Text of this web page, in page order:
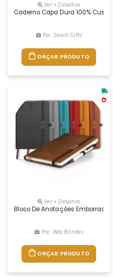
Ver + Detalhes
Caderno Capa Dura 100%
Por: Smart Gifts
ORÇAR PRODUTO
Ver + Detalhes
Bloco De Anotações
Por: Wdc Brindes
ORÇAR PRODUTO